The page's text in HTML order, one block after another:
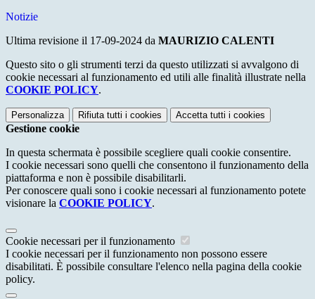
Notizie
Ultima revisione il 17-09-2024 da MAURIZIO CALENTI
Questo sito o gli strumenti terzi da questo utilizzati si avvalgono di
cookie necessari al funzionamento ed utili alle finalità illustrate nella
COOKIE POLICY.
Personalizza Rifiuta tutti i cookies Accetta tutti i cookies
Gestione cookie
In questa schermata è possibile scegliere quali cookie consentire.
I cookie necessari sono quelli che consentono il funzionamento della
piattaforma e non è possibile disabilitarli.
Per conoscere quali sono i cookie necessari al funzionamento potete
visionare la COOKIE POLICY.
Cookie necessari per il funzionamento
I cookie necessari per il funzionamento non possono essere
disabilitati. È possibile consultare l'elenco nella pagina della cookie
policy.